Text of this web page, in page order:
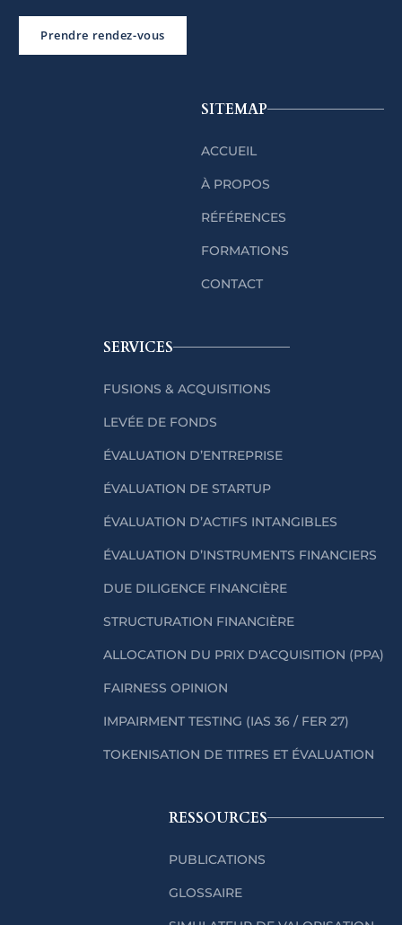
Prendre rendez-vous
SITEMAP
ACCUEIL
À PROPOS
RÉFÉRENCES
FORMATIONS
CONTACT
SERVICES
FUSIONS & ACQUISITIONS
LEVÉE DE FONDS
ÉVALUATION D’ENTREPRISE
ÉVALUATION DE STARTUP
ÉVALUATION D’ACTIFS INTANGIBLES
ÉVALUATION D’INSTRUMENTS FINANCIERS
DUE DILIGENCE FINANCIÈRE
STRUCTURATION FINANCIÈRE
ALLOCATION DU PRIX D'ACQUISITION (PPA)
FAIRNESS OPINION
IMPAIRMENT TESTING (IAS 36 / FER 27)
TOKENISATION DE TITRES ET ÉVALUATION
RESSOURCES
PUBLICATIONS
GLOSSAIRE